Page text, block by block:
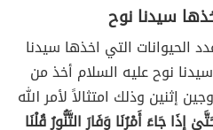
سيدنا نوح
الحيوانات التي اخذها سيدنا
نوح عليه السلام أخذ من
إثنين وذلك امتثالاً لأمر الله
إِذَا جَاءَ أَمْرُنَا وَفَارَ التَّنُّورُ قُلْنَا